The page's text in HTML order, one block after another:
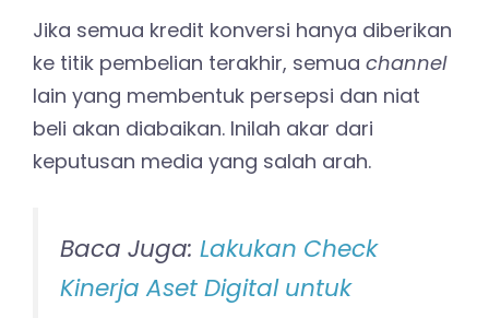
Jika semua kredit konversi hanya diberikan
ke titik pembelian terakhir, semua channel
lain yang membentuk persepsi dan niat
beli akan diabaikan. Inilah akar dari
keputusan media yang salah arah.
Baca Juga: Lakukan Check
Kinerja Aset Digital untuk